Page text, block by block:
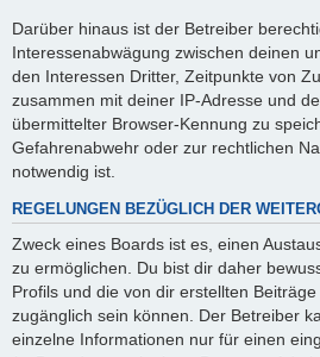
Darüber hinaus ist der Betreiber
Interessenabwägung zwischen deinen
den Interessen Dritter, Zeitpunkte von
zusammen mit deiner IP-Adresse und
übermittelter Browser-Kennung zu
Gefahrenabwehr oder zur rechtlichen
notwendig ist.
REGELUNGEN BEZÜGLICH DER
Zweck eines Boards ist es, einen
zu ermöglichen. Du bist dir daher
Profils und die von dir erstellten
zugänglich sein können. Der Betreiber
einzelne Informationen nur für einen